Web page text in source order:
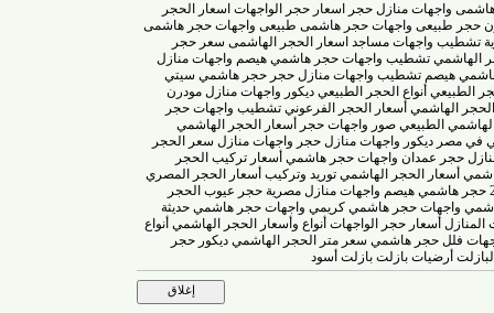
واجهات منازل حجر اسعار حجر الواجهات اسعار الحجر
طبيعى واجهات حجر هاشمى طبيعى واجهات حجر هاشمى
واجهات مساجد اسعار الحجر الهاشمى سعر حجر
تشطيب واجهات حجر هاشمي هيصم واجهات منازل
هيصم تشطيب واجهات منازل حجر حجر هاشمي سيتي
أنواع الحجر الطبيعي ديكور واجهات منازل مودرن
أسعار الحجر الفرعوني تشطيب واجهات حجر
الطبيعي صور واجهات حجر أسعار الحجر الهاشمي
ديكور واجهات منازل حجر واجهات منازل سعر الحجر
عمدان واجهات حجر هاشمي أسعار تركيب الحجر
أسعار الحجر الهاشمي توريد وتركيب أسعار الحجر المصري
هيصم واجهات منازل مصرية حجر عيوب الحجر
واجهات حجر هاشمي كريمي واجهات حجر هاشمي حديثة
أسعار حجر الواجهات أنواع وأسعار الحجر الهاشمي أنواع
حجر هاشمي سعر متر الحجر الهاشمي ديكور حجر
أرضيات بازلت بازلت أسود